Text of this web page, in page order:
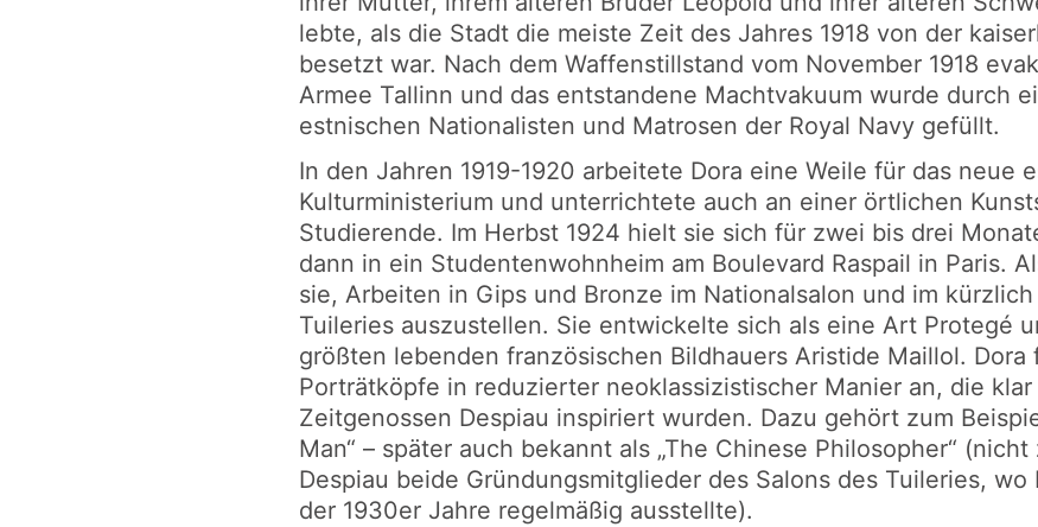
lebte, als die Stadt die meiste Zeit des Jahres 1918 von der
besetzt war. Nach dem Waffenstillstand vom November 1918
Armee Tallinn und das entstandene Machtvakuum wurde durch
estnischen Nationalisten und Matrosen der Royal Navy gefüllt.
In den Jahren 1919-1920 arbeitete Dora eine Weile für das neue
Kulturministerium und unterrichtete auch an einer örtlichen
Studierende. Im Herbst 1924 hielt sie sich für zwei bis drei
dann in ein Studentenwohnheim am Boulevard Raspail in Paris.
sie, Arbeiten in Gips und Bronze im Nationalsalon und im
Tuileries auszustellen. Sie entwickelte sich als eine Art Protegé
größten lebenden französischen Bildhauers Aristide Maillol.
Porträtköpfe in reduzierter neoklassizistischer Manier an, die
Zeitgenossen Despiau inspiriert wurden. Dazu gehört zum
Man“ – später auch bekannt als „The Chinese Philosopher“
Despiau beide Gründungsmitglieder des Salons des Tuileries, wo
der 1930er Jahre regelmäßig ausstellte).